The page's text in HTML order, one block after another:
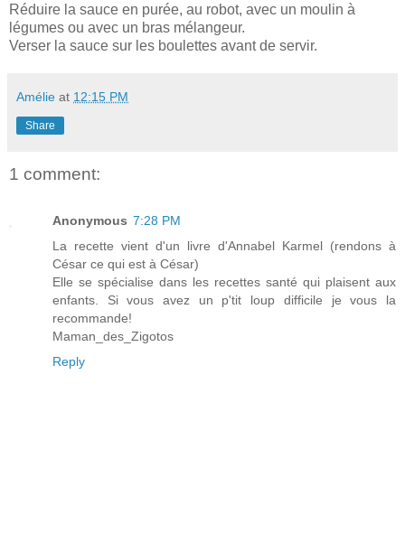
Réduire la sauce en purée, au robot, avec un moulin à
légumes ou avec un bras mélangeur.
Verser la sauce sur les boulettes avant de servir.
Amélie at 12:15 PM
Share
1 comment:
Anonymous 7:28 PM
La recette vient d'un livre d'Annabel Karmel (rendons à
César ce qui est à César)
Elle se spécialise dans les recettes santé qui plaisent aux
enfants. Si vous avez un p'tit loup difficile je vous la
recommande!
Maman_des_Zigotos
Reply